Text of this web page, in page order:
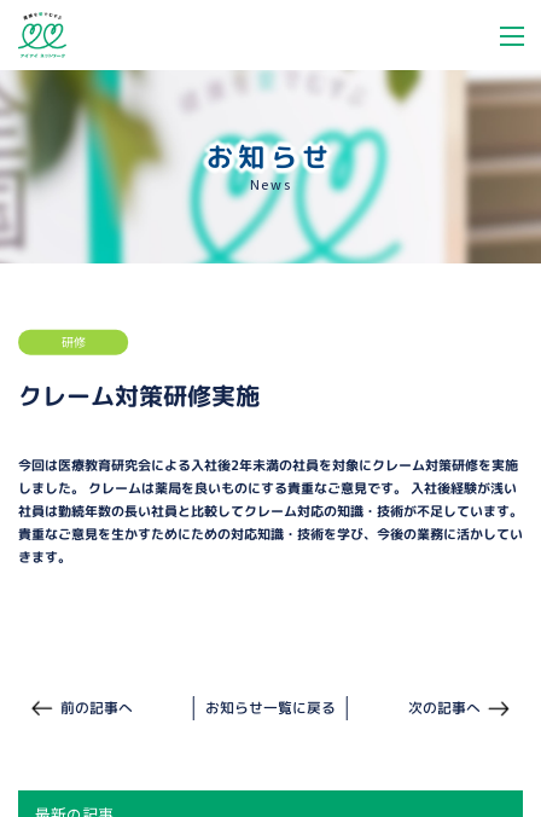
お知らせ
News
研修
クレーム対策研修実施
今回は医療教育研究会による入社後2年未満の社員を対象にクレーム対策研修を実施
しました。 クレームは薬局を良いものにする貴重なご意見です。 入社後経験が浅い
社員は勤続年数の長い社員と比較してクレーム対応の知識・技術が不足しています。
貴重なご意見を生かすためにための対応知識・技術を学び、今後の業務に活かしてい
きます。
前の記事へ お知らせ一覧に戻る 次の記事へ